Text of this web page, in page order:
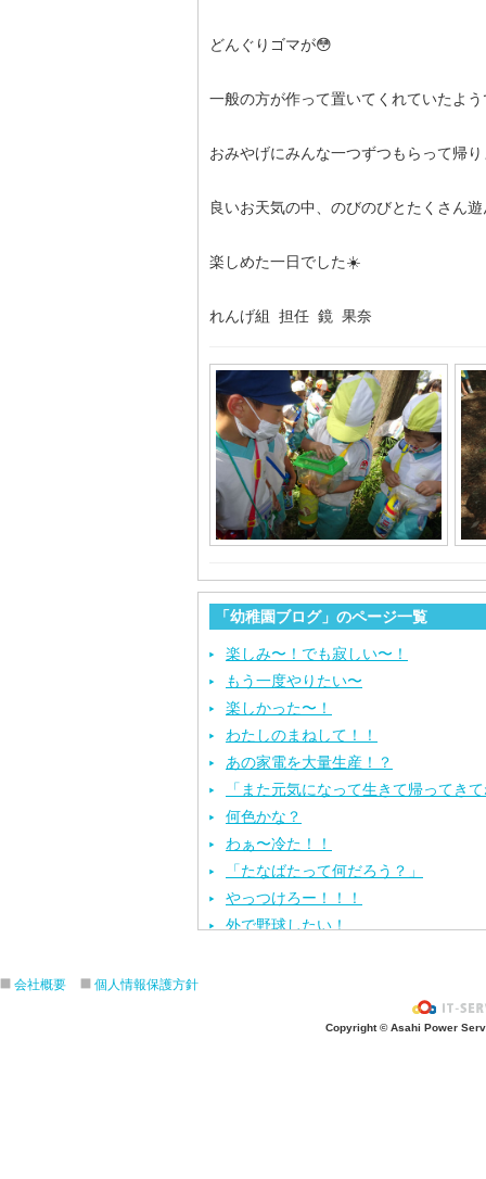
どんぐりゴマが😳
一般の方が作って置いてくれていたよう
おみやげにみんな一つずつもらって帰り
良いお天気の中、のびのびとたくさん
楽しめた一日でした☀️
れんげ組 担任 鏡 果奈
「幼稚園ブログ」のページ一覧
楽しみ〜！でも寂しい〜！
もう一度やりたい〜
楽しかった〜！
わたしのまねして！！
あの家電を大量生産！？
「また元気になって生きて帰ってき
何色かな？
わぁ〜冷た！！
「たなばたって何だろう？」
やっつけろー！！！
外で野球したい！
あの先生はだ〜れ？
会社概要 個人情報保護方針
Copyright © Asahi Power